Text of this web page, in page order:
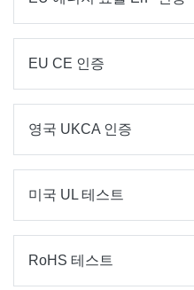
EU CE 인증
영국 UKCA 인증
미국 UL 테스트
RoHS 테스트